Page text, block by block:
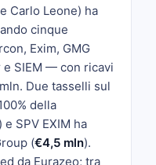
Carlo Leone) ha
cinque
Exim, GMG
e SIEM — con ricavi
Due tasselli sul
della
e SPV EXIM ha
(€4,5 mln).
da Eurazeo; tra